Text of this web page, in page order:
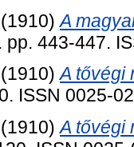
(1910)A
pp. 443-447.
(1910)A tővégi
ISSN 0025-
(1910)A tővégi